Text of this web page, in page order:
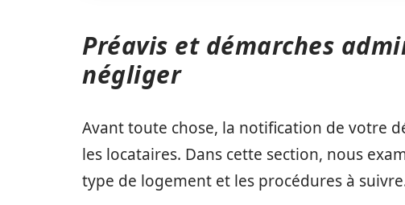
Préavis et démarches
négliger
Avant toute chose, la notification de votre
les locataires. Dans cette section, nous
type de logement et les procédures à